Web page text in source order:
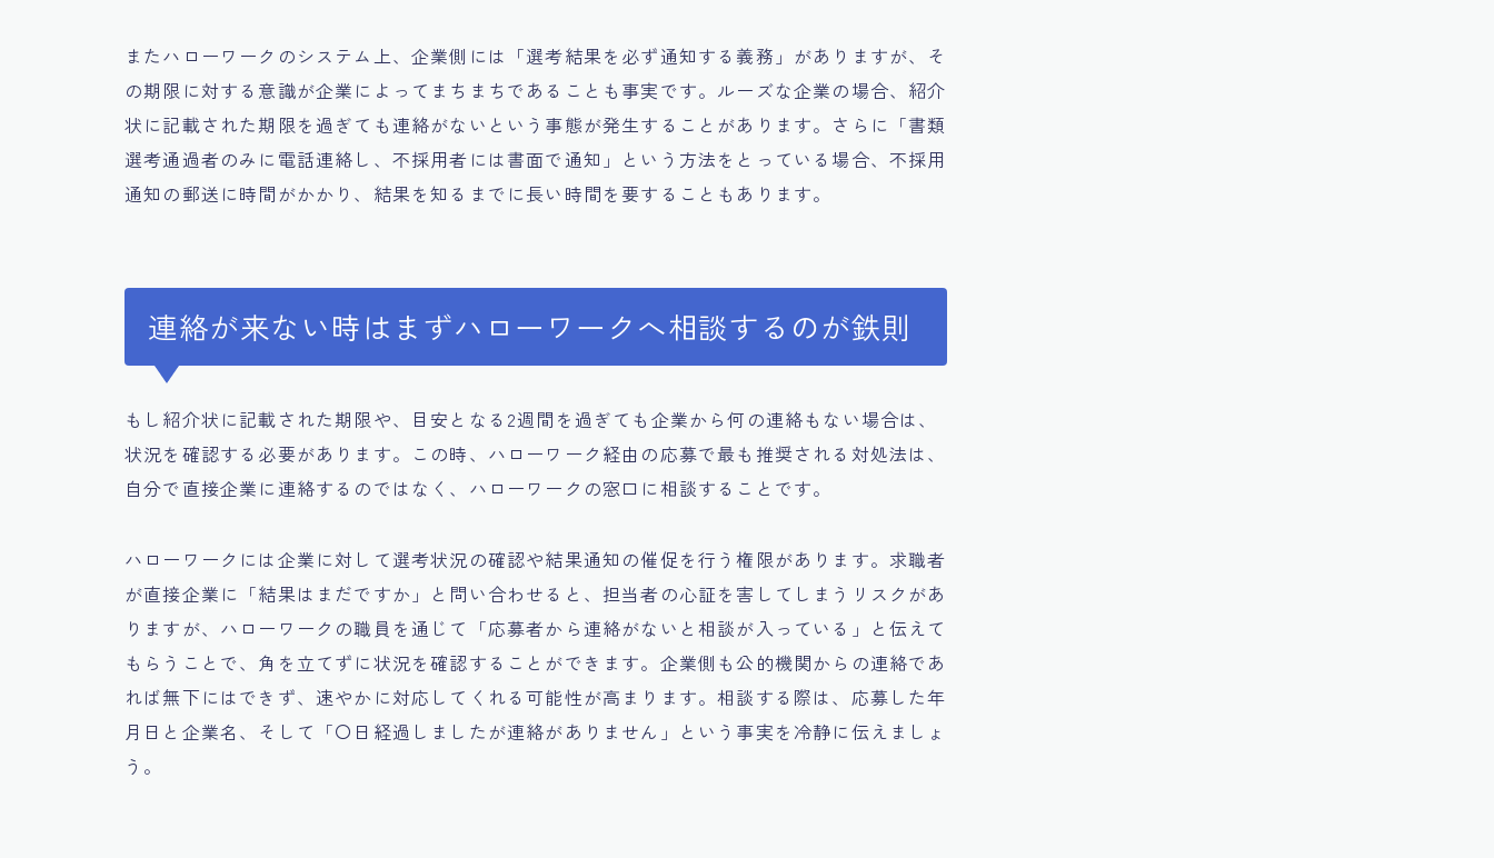
またハローワークのシステム上、企業側には「選考結果を必ず通知する義務」がありますが、そ
の期限に対する意識が企業によってまちまちであることも事実です。ルーズな企業の場合、紹介
状に記載された期限を過ぎても連絡がないという事態が発生することがあります。さらに「書類
選考通過者のみに電話連絡し、不採用者には書面で通知」という方法をとっている場合、不採用
通知の郵送に時間がかかり、結果を知るまでに長い時間を要することもあります。
連絡が来ない時はまずハローワークへ相談するのが鉄則
もし紹介状に記載された期限や、目安となる2週間を過ぎても企業から何の連絡もない場合は、
状況を確認する必要があります。この時、ハローワーク経由の応募で最も推奨される対処法は、
自分で直接企業に連絡するのではなく、ハローワークの窓口に相談することです。
ハローワークには企業に対して選考状況の確認や結果通知の催促を行う権限があります。求職者
が直接企業に「結果はまだですか」と問い合わせると、担当者の心証を害してしまうリスクがあ
りますが、ハローワークの職員を通じて「応募者から連絡がないと相談が入っている」と伝えて
もらうことで、角を立てずに状況を確認することができます。企業側も公的機関からの連絡であ
れば無下にはできず、速やかに対応してくれる可能性が高まります。相談する際は、応募した年
月日と企業名、そして「〇日経過しましたが連絡がありません」という事実を冷静に伝えましょ
う。